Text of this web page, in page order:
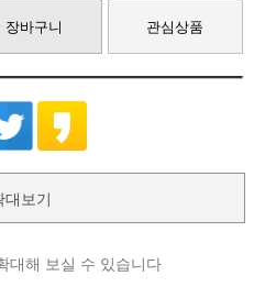
장바구니 관심상품
대보기
대해 보실 수 있습니다